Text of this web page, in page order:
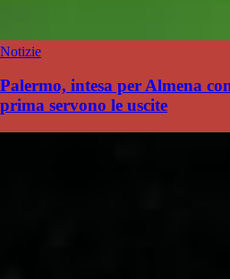
Notizie
Palermo, intesa per Almena
prima servono le uscite